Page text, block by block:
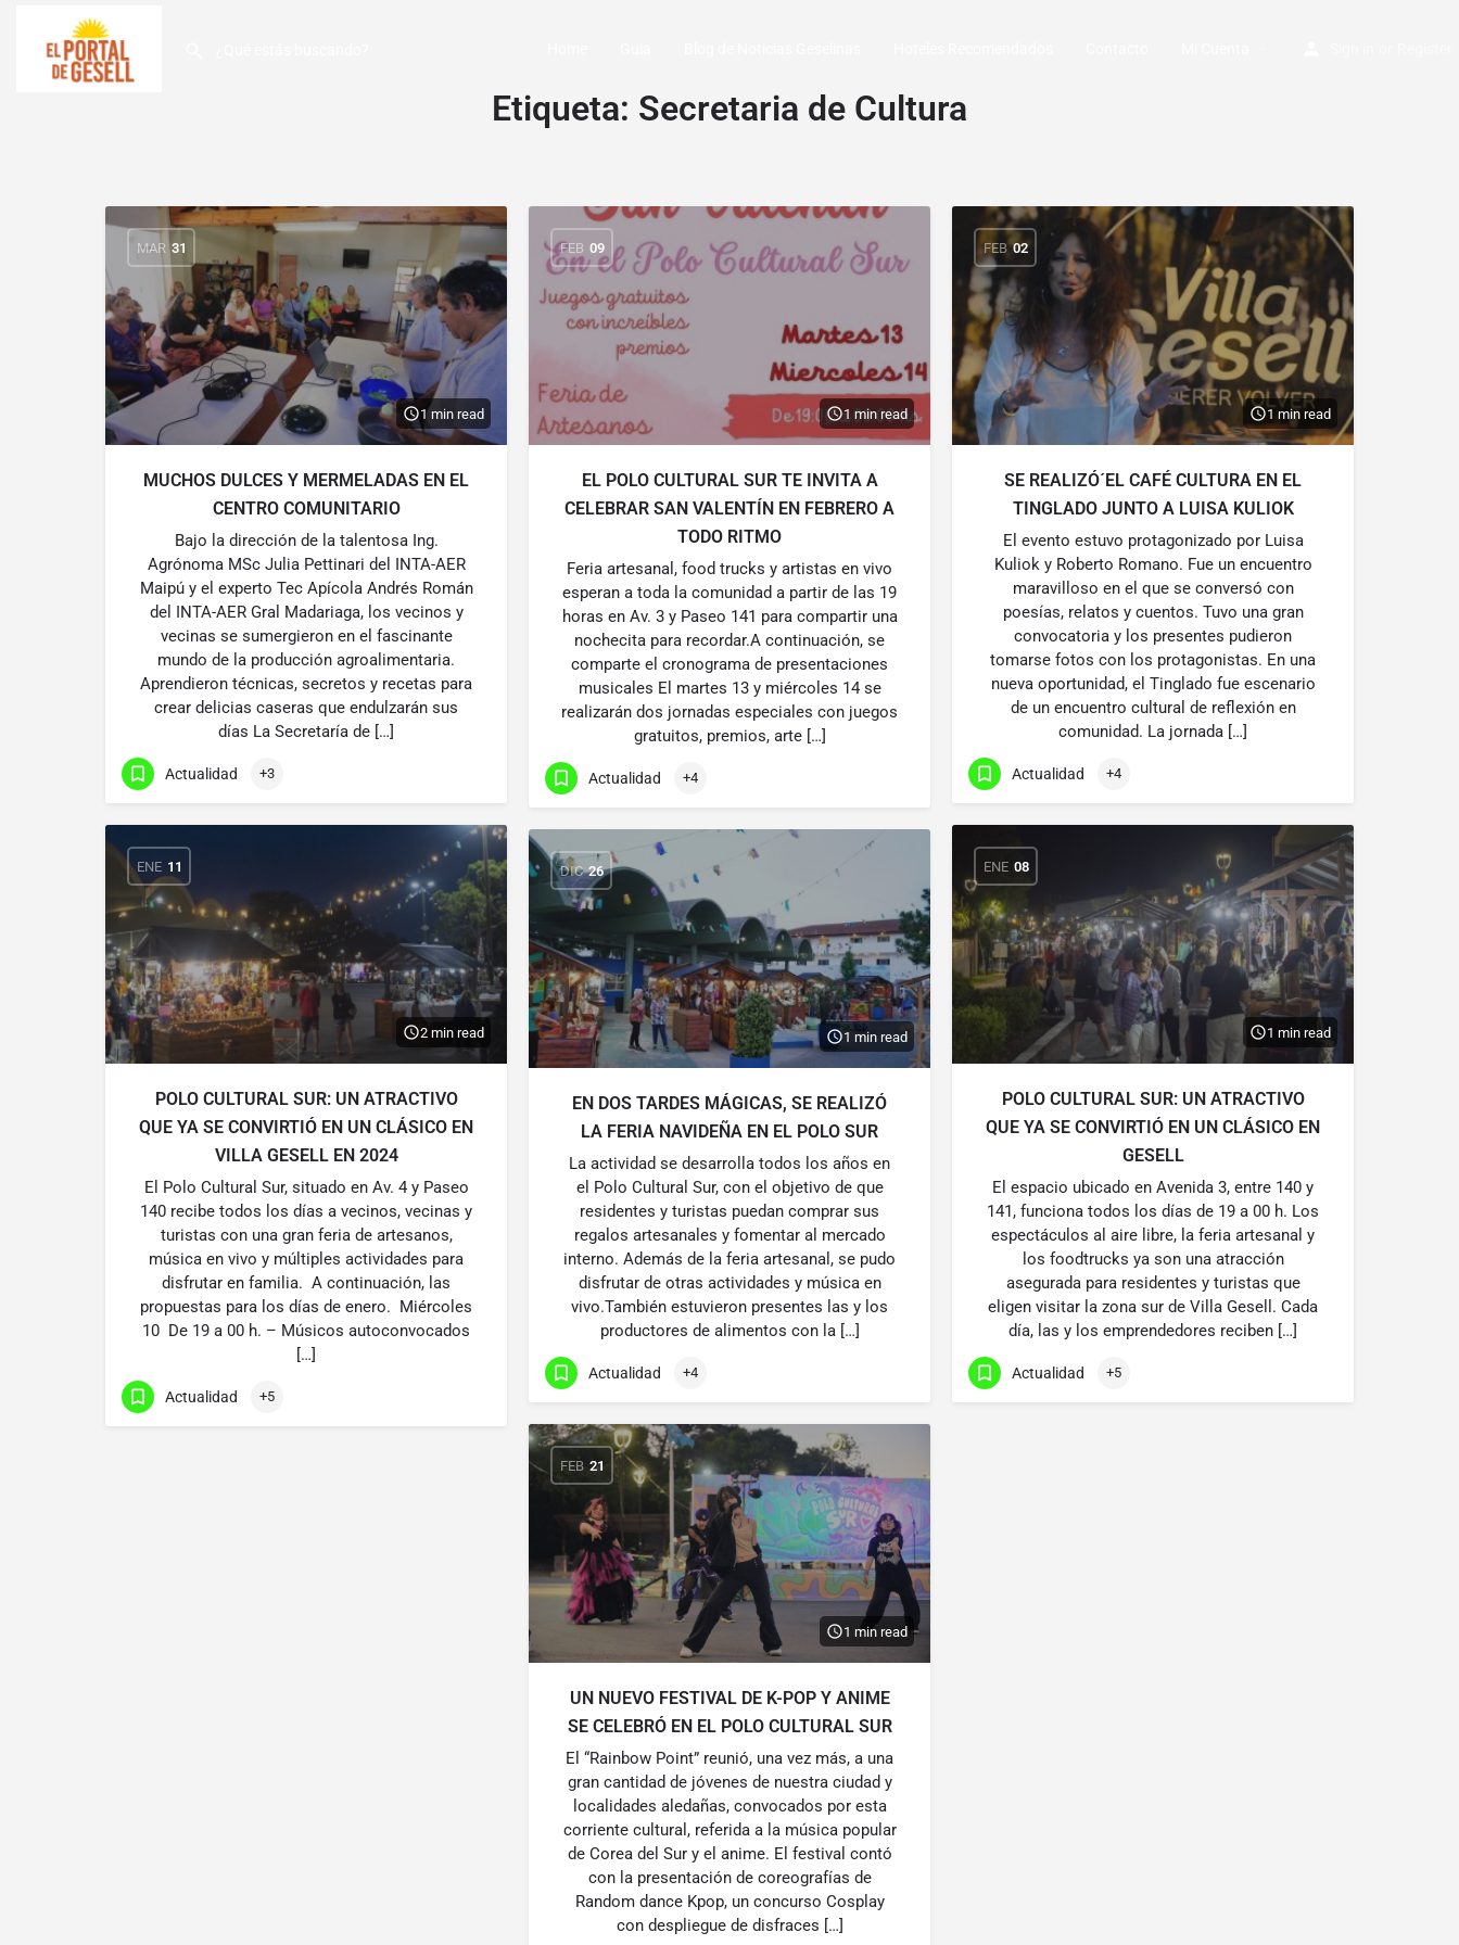
Etiqueta: Secretaria de Cultura
MAR 31
1 min read
MUCHOS DULCES Y MERMELADAS EN EL
CENTRO COMUNITARIO
Bajo la dirección de la talentosa Ing.
Agrónoma MSc Julia Pettinari del INTA-AER
Maipú y el experto Tec Apícola Andrés Román
del INTA-AER Gral Madariaga, los vecinos y
vecinas se sumergieron en el fascinante
mundo de la producción agroalimentaria.
Aprendieron técnicas, secretos y recetas para
crear delicias caseras que endulzarán sus
días La Secretaría de […]
Actualidad +3
FEB 09
1 min read
EL POLO CULTURAL SUR TE INVITA A
CELEBRAR SAN VALENTÍN EN FEBRERO A
TODO RITMO
Feria artesanal, food trucks y artistas en vivo
esperan a toda la comunidad a partir de las 19
horas en Av. 3 y Paseo 141 para compartir una
nochecita para recordar.A continuación, se
comparte el cronograma de presentaciones
musicales El martes 13 y miércoles 14 se
realizarán dos jornadas especiales con juegos
gratuitos, premios, arte […]
Actualidad +4
FEB 02
1 min read
SE REALIZÓ´EL CAFÉ CULTURA EN EL
TINGLADO JUNTO A LUISA KULIOK
El evento estuvo protagonizado por Luisa
Kuliok y Roberto Romano. Fue un encuentro
maravilloso en el que se conversó con
poesías, relatos y cuentos. Tuvo una gran
convocatoria y los presentes pudieron
tomarse fotos con los protagonistas. En una
nueva oportunidad, el Tinglado fue escenario
de un encuentro cultural de reflexión en
comunidad. La jornada […]
Actualidad +4
ENE 11
2 min read
POLO CULTURAL SUR: UN ATRACTIVO
QUE YA SE CONVIRTIÓ EN UN CLÁSICO EN
VILLA GESELL EN 2024
El Polo Cultural Sur, situado en Av. 4 y Paseo
140 recibe todos los días a vecinos, vecinas y
turistas con una gran feria de artesanos,
música en vivo y múltiples actividades para
disfrutar en familia. A continuación, las
propuestas para los días de enero. Miércoles
10 De 19 a 00 h. – Músicos autoconvocados
[…]
Actualidad +5
ENE 08
1 min read
POLO CULTURAL SUR: UN ATRACTIVO
QUE YA SE CONVIRTIÓ EN UN CLÁSICO EN
GESELL
El espacio ubicado en Avenida 3, entre 140 y
141, funciona todos los días de 19 a 00 h. Los
espectáculos al aire libre, la feria artesanal y
los foodtrucks ya son una atracción
asegurada para residentes y turistas que
eligen visitar la zona sur de Villa Gesell. Cada
día, las y los emprendedores reciben […]
Actualidad +5
DIC 26
1 min read
EN DOS TARDES MÁGICAS, SE REALIZÓ
LA FERIA NAVIDEÑA EN EL POLO SUR
La actividad se desarrolla todos los años en
el Polo Cultural Sur, con el objetivo de que
residentes y turistas puedan comprar sus
regalos artesanales y fomentar al mercado
interno. Además de la feria artesanal, se pudo
disfrutar de otras actividades y música en
vivo.También estuvieron presentes las y los
productores de alimentos con la […]
Actualidad +4
FEB 21
1 min read
UN NUEVO FESTIVAL DE K-POP Y ANIME
SE CELEBRÓ EN EL POLO CULTURAL SUR
El “Rainbow Point” reunió, una vez más, a una
gran cantidad de jóvenes de nuestra ciudad y
localidades aledañas, convocados por esta
corriente cultural, referida a la música popular
de Corea del Sur y el anime. El festival contó
con la presentación de coreografías de
Random dance Kpop, un concurso Cosplay
con despliegue de disfraces […]